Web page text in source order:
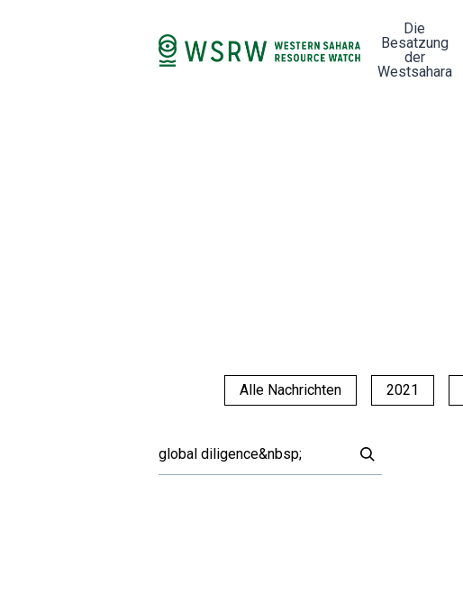
Die
Besatzung
der
Westsahara
Alle Nachrichten 2021